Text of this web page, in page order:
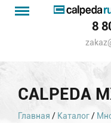
Menu
8
CALPEDA
Главная / Каталог/